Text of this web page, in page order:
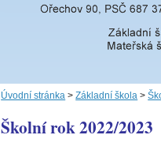
Úvodní stránka >Základní škola >
Školní rok 2022/2023